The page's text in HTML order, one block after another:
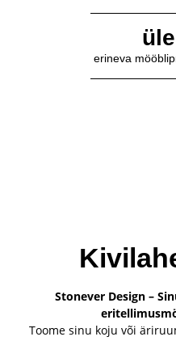
erineva
Stonever Design –
Toome sinu koju või